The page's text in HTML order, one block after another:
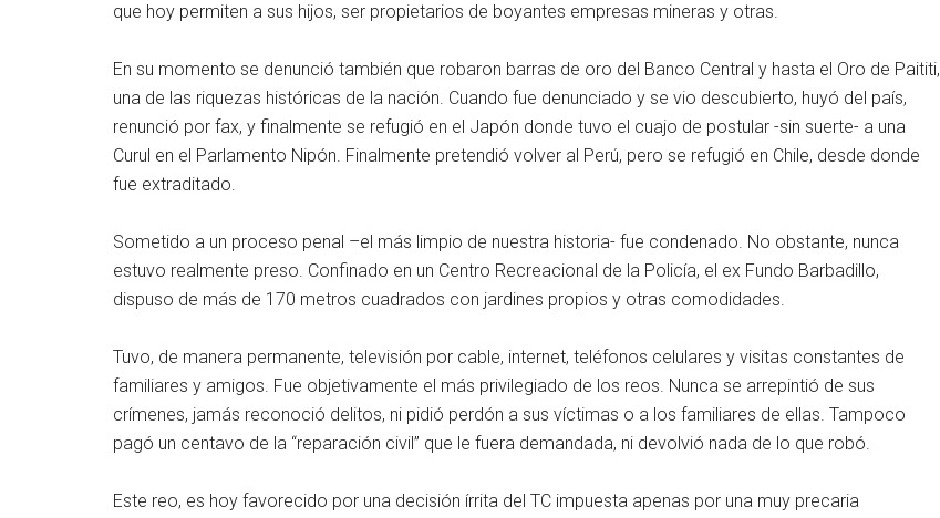
que hoy permiten a sus hijos, ser propietarios de boyantes empresas mineras y otras.
En su momento se denunció también que robaron barras de oro del Banco Central y hasta el Oro de Paititi,
una de las riquezas históricas de la nación. Cuando fue denunciado y se vio descubierto, huyó del país,
renunció por fax, y finalmente se refugió en el Japón donde tuvo el cuajo de postular -sin suerte- a una
Curul en el Parlamento Nipón. Finalmente pretendió volver al Perú, pero se refugió en Chile, desde donde
fue extraditado.
Sometido a un proceso penal –el más limpio de nuestra historia- fue condenado. No obstante, nunca
estuvo realmente preso. Confinado en un Centro Recreacional de la Policía, el ex Fundo Barbadillo,
dispuso de más de 170 metros cuadrados con jardines propios y otras comodidades.
Tuvo, de manera permanente, televisión por cable, internet, teléfonos celulares y visitas constantes de
familiares y amigos. Fue objetivamente el más privilegiado de los reos. Nunca se arrepintió de sus
crímenes, jamás reconoció delitos, ni pidió perdón a sus víctimas o a los familiares de ellas. Tampoco
pagó un centavo de la “reparación civil” que le fuera demandada, ni devolvió nada de lo que robó.
Este reo, es hoy favorecido por una decisión írrita del TC impuesta apenas por una muy precaria